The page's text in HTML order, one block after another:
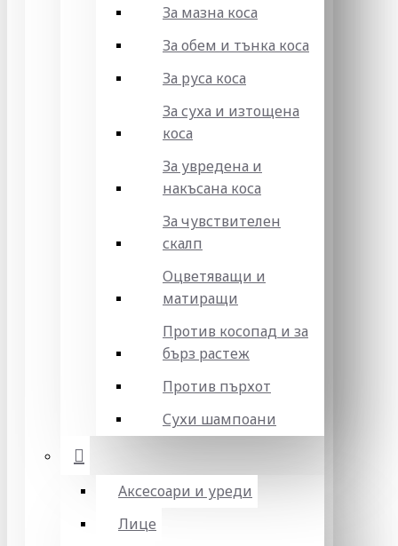
За мазна коса
За обем и тънка коса
За руса коса
За суха и изтощена
коса
За увредена и
накъсана коса
За чувствителен
скалп
Оцветяващи и
матиращи
Против косопад и за
бърз растеж
Против пърхот
Сухи шампоани
Аксесоари и уреди
Лице